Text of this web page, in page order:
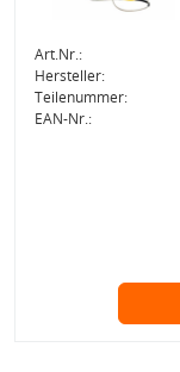
Art.Nr.:
Hersteller:
Teilenummer:
EAN-Nr.: